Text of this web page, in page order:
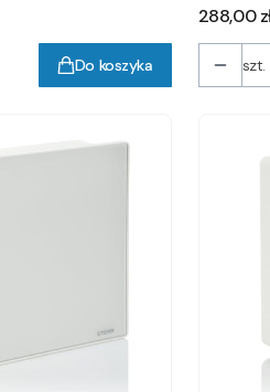
Do koszyka
Cena
288,00
szt.